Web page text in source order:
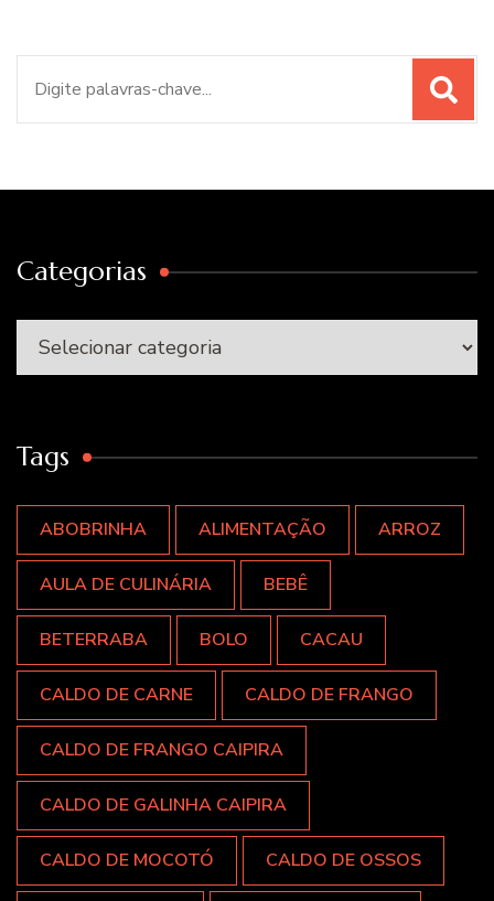
Categorias
Categorias
Tags
ABOBRINHA ALIMENTAÇÃO ARROZ
AULA DE CULINÁRIA BEBÊ
BETERRABA BOLO CACAU
CALDO DE CARNE CALDO DE FRANGO
CALDO DE FRANGO CAIPIRA
CALDO DE GALINHA CAIPIRA
CALDO DE MOCOTÓ CALDO DE OSSOS